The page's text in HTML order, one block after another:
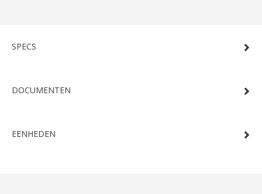
SPECS
DOCUMENTEN
EENHEDEN